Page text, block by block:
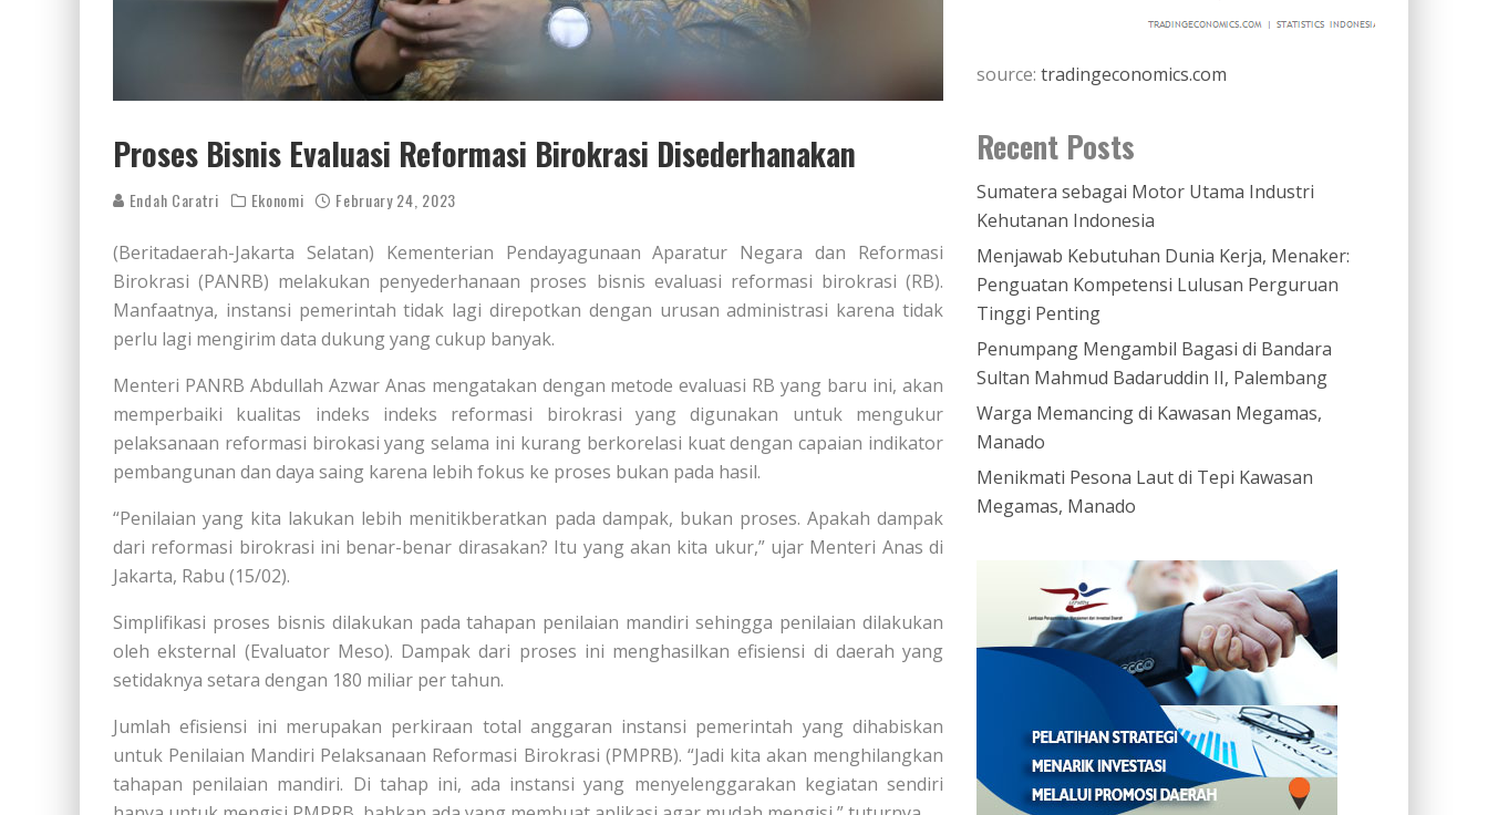
Proses Bisnis Evaluasi Reformasi Birokrasi Disederhanakan
Endah Caratri Ekonomi February 24, 2023
(Beritadaerah-Jakarta Selatan) Kementerian Pendayagunaan Aparatur Negara dan Reformasi
Birokrasi (PANRB) melakukan penyederhanaan proses bisnis evaluasi reformasi birokrasi (RB).
Manfaatnya, instansi pemerintah tidak lagi direpotkan dengan urusan administrasi karena tidak
perlu lagi mengirim data dukung yang cukup banyak.
Menteri PANRB Abdullah Azwar Anas mengatakan dengan metode evaluasi RB yang baru ini, akan
memperbaiki kualitas indeks indeks reformasi birokrasi yang digunakan untuk mengukur
pelaksanaan reformasi birokasi yang selama ini kurang berkorelasi kuat dengan capaian indikator
pembangunan dan daya saing karena lebih fokus ke proses bukan pada hasil.
“Penilaian yang kita lakukan lebih menitikberatkan pada dampak, bukan proses. Apakah dampak
dari reformasi birokrasi ini benar-benar dirasakan? Itu yang akan kita ukur,” ujar Menteri Anas di
Jakarta, Rabu (15/02).
Simplifikasi proses bisnis dilakukan pada tahapan penilaian mandiri sehingga penilaian dilakukan
oleh eksternal (Evaluator Meso). Dampak dari proses ini menghasilkan efisiensi di daerah yang
setidaknya setara dengan 180 miliar per tahun.
Jumlah efisiensi ini merupakan perkiraan total anggaran instansi pemerintah yang dihabiskan
untuk Penilaian Mandiri Pelaksanaan Reformasi Birokrasi (PMPRB). “Jadi kita akan menghilangkan
tahapan penilaian mandiri. Di tahap ini, ada instansi yang menyelenggarakan kegiatan sendiri
source: tradingeconomics.com
Recent Posts
Sumatera sebagai Motor Utama Industri
Kehutanan Indonesia
Menjawab Kebutuhan Dunia Kerja, Menaker:
Penguatan Kompetensi Lulusan Perguruan
Tinggi Penting
Penumpang Mengambil Bagasi di Bandara
Sultan Mahmud Badaruddin II, Palembang
Warga Memancing di Kawasan Megamas,
Manado
Menikmati Pesona Laut di Tepi Kawasan
Megamas, Manado